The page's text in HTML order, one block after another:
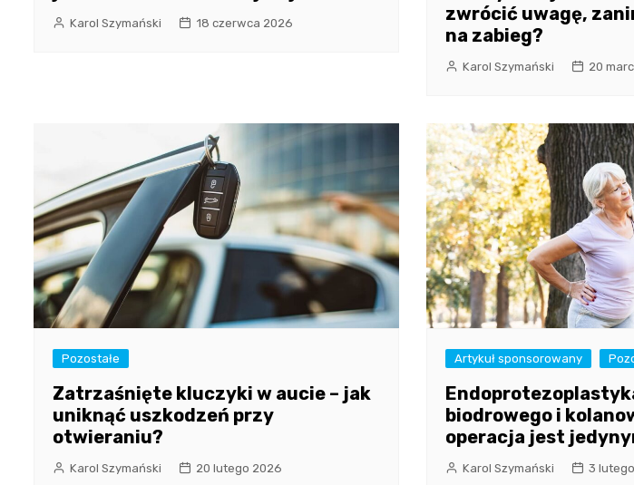
Karol Szymański 18 czerwca 2026
zwrócić uwagę,
na zabieg?
Karol Szymański 20
Pozostałe
Zatrzaśnięte kluczyki w aucie – jak
uniknąć uszkodzeń przy
otwieraniu?
Karol Szymański 20 lutego 2026
Artykuł sponsorowany
biodrowego i
operacja jest
Karol Szymański 3